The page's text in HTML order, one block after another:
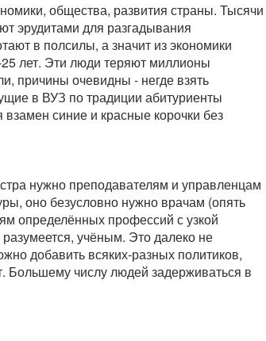
общества, развития страны. Тысячи
эрудитами для разгадывания
в полсилы, а значит из экономики
лет. Эти люди теряют миллионы
причины очевидны - негде взять
в ВУЗ по традиции абитуриенты
синие и красные корочки без
нужно преподавателям и управленцам
оно безусловно нужно врачам (опять
определённых профессий с узкой
учёным. Это далеко не
добавить всяких-разных политиков,
Большему числу людей задерживаться в